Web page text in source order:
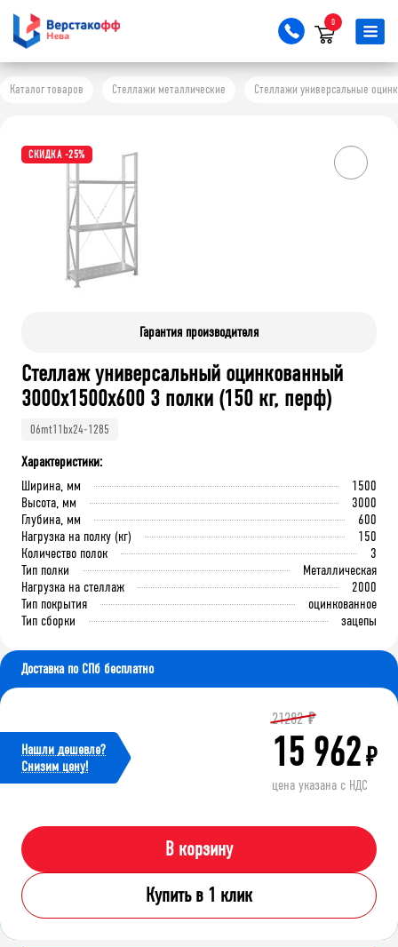
0
Каталог товаров Стеллажи металлические Стеллажи универсальные
СКИДКА -25%
Гарантия производителя
Стеллаж универсальный оцинкованный
3000x1500x600 3 полки (150 кг, перф)
06mt11bx24-1285
Характеристики:
Ширина, мм
1500
Высота, мм
3000
Глубина, мм
600
Нагрузка на полку (кг)
150
Количество полок
3
Тип полки
Металлическая
Нагрузка на стеллаж
2000
Тип покрытия
оцинкованное
Тип сборки
зацепы
Доставка по СПб бесплатно
Нашли дешевле?
Cнизим цену!
21282 ₽
15 962₽
цена указана с НДС
В корзину
Купить в 1 клик